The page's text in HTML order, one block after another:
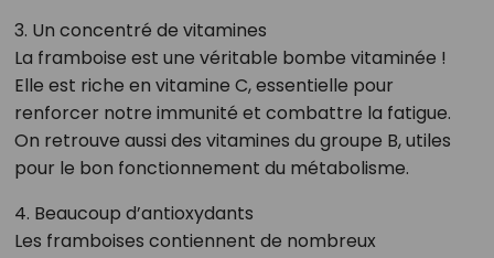
3. Un concentré de vitamines
La framboise est une véritable bombe vitaminée !
Elle est riche en vitamine C, essentielle pour
renforcer notre immunité et combattre la fatigue.
On retrouve aussi des vitamines du groupe B, utiles
pour le bon fonctionnement du métabolisme.
4. Beaucoup d’antioxydants
Les framboises contiennent de nombreux